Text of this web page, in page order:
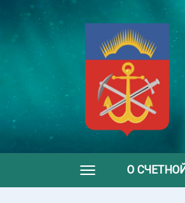
Toggle navigation
О